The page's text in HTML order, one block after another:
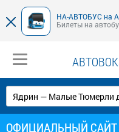
НА-АВТОБУС на
Билеты на
ОФИЦИАЛЬНЫЙ САЙТ